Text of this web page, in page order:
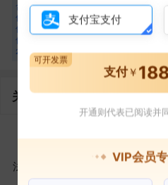
合
作
伙
伴
20
王 王敏
合作9次
湖北伟屹建设工程有限
王
湖北甲富
关联企业
10
法定代表人
5
对外投资
支付宝支付
支付￥ 188
可开发票
开通则代表已阅读并
VIP会员